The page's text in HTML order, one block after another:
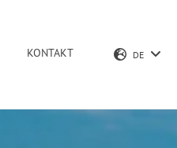
KONTAKT DE